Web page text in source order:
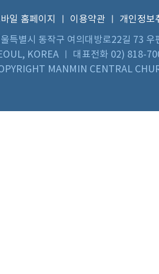
일 홈페이지 이용약관
개인정보
특별시 동작구 여의대방로22길 73
KOREA ㅣ 대표전화 02) 818-
MANMIN CENTRAL